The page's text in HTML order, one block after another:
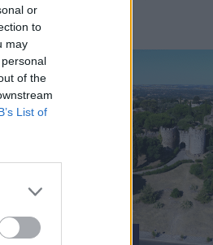
or
to
may
of the
List of